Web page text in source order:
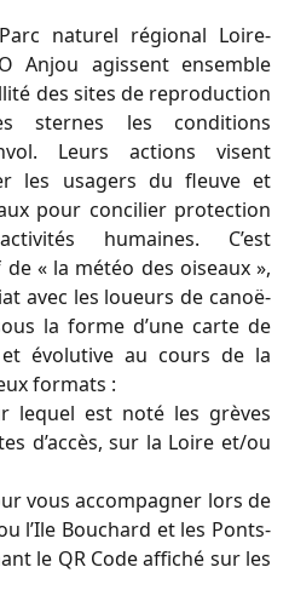
naturel régional Loire-
Anjou agissent ensemble
des sites de reproduction
sternes les conditions
Leurs actions visent
les usagers du fleuve et
pour concilier protection
humaines. C’est
« la météo des oiseaux »,
avec les loueurs de canoë-
la forme d’une carte de
évolutive au cours de la
formats :
lequel est noté les grèves
d’accès, sur la Loire et/ou
vous accompagner lors de
l’Ile Bouchard et les Ponts-
le QR Code affiché sur les